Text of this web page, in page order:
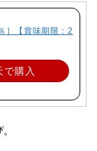
【賞味期限：2
で購入